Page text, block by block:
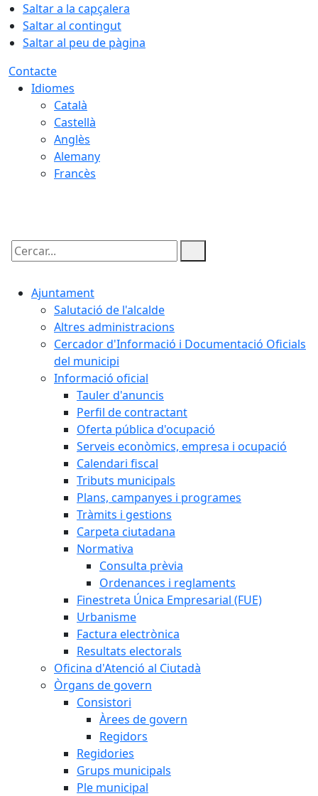
Saltar a la capçalera
Saltar al contingut
Saltar al peu de pàgina
Contacte
Idiomes
Català
Castellà
Anglès
Alemany
Francès
Cercar:
Ajuntament
Salutació de l'alcalde
Altres administracions
Cercador d'Informació i Documentació Oficials
del municipi
Informació oficial
Tauler d'anuncis
Perfil de contractant
Oferta pública d'ocupació
Serveis econòmics, empresa i ocupació
Calendari fiscal
Tributs municipals
Plans, campanyes i programes
Tràmits i gestions
Carpeta ciutadana
Normativa
Consulta prèvia
Ordenances i reglaments
Finestreta Única Empresarial (FUE)
Urbanisme
Factura electrònica
Resultats electorals
Oficina d'Atenció al Ciutadà
Òrgans de govern
Consistori
Àrees de govern
Regidors
Regidories
Grups municipals
Ple municipal